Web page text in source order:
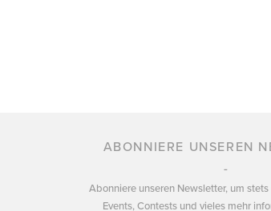
ABONNIERE UNSEREN
Abonniere unseren Newsletter, um
Events, Contests und vieles mehr